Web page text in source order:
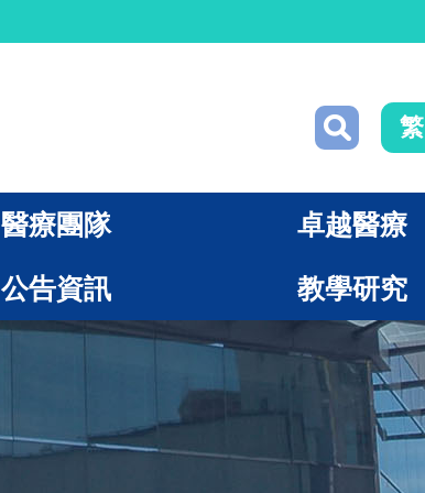
繁
醫療團隊 卓越醫療
公告資訊 教學研究